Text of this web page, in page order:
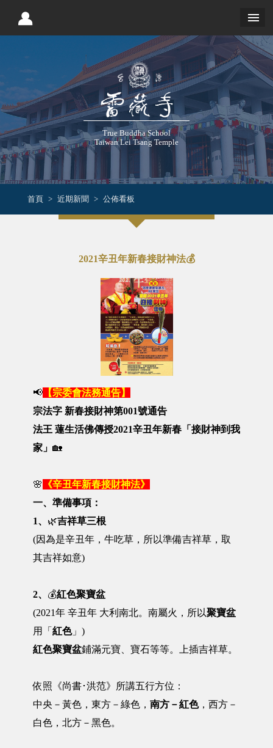
True Buddha School
Taiwan Lei Tsang Temple
首頁 近期新聞 公佈看板
2021辛丑年新春接財神法💰
📢【宗委會法務通告】
宗法字 新春接財神第001號通告
法王 蓮生活佛傳授2021辛丑年新春「接財神到我
家」 🏡
🌸
《辛丑年新春接財神法》
一、準備事項：
1、 🌿吉祥草三根
(因為是辛丑年，牛吃草，所以準備吉祥草，取
其吉祥如意)
2、 💰紅色聚寶盆
(2021年 辛丑年 大利南北。南屬火，所以聚寶盆
用「 紅色」)
紅色聚寶盆鋪滿元寶、寶石等等。上插吉祥草。
依照《尚書･洪范》所講五行方位：
中央－黃色，東方－綠色， 南方－紅色，西方－
白色，北方－黑色。